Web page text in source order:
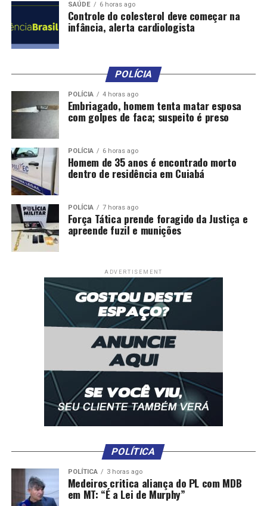
SAÚDE 6 horas ago
Controle do colesterol deve começar na
infância, alerta cardiologista
POLÍCIA
POLÍCIA 4 horas ago
Embriagado, homem tenta matar esposa
com golpes de faca; suspeito é preso
POLÍCIA 6 horas ago
Homem de 35 anos é encontrado morto
dentro de residência em Cuiabá
POLÍCIA 7 horas ago
Força Tática prende foragido da Justiça e
apreende fuzil e munições
ADVERTISEMENT
POLÍTICA
POLÍTICA 3 horas ago
Medeiros critica aliança do PL com MDB
em MT: “É a Lei de Murphy”